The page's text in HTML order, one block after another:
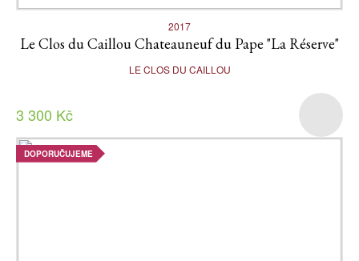
2017
Le Clos du Caillou Chateauneuf du Pape "La Réserve"
LE CLOS DU CAILLOU
3 300 Kč
DOPORUČUJEME